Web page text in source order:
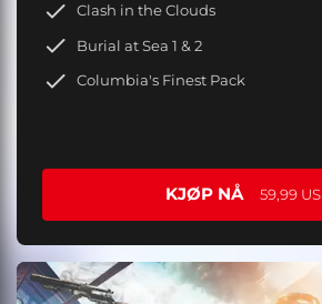
Clash in the Clouds
Burial at Sea 1 & 2
Columbia's Finest Pack
KJØP NÅ 59,99